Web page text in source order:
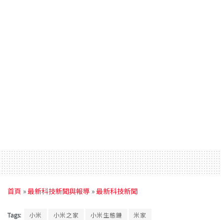
首頁 »最新科技新聞與報導 »最新科技新聞
Tags: 小米 小米之家 小米生態鏈 米家